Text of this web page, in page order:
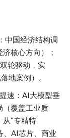
中国经济结构调
核心方向）；
轮驱动，实
地案例）。
速：AI大模型垂
（覆盖工业质
“专精特
、AI芯片、商业